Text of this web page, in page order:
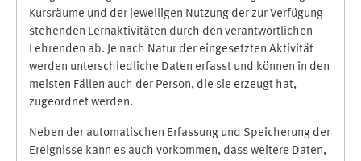
Kursräume und der jeweiligen Nutzung der zur Verfügung
stehenden Lernaktivitäten durch den verantwortlichen
Lehrenden ab. Je nach Natur der eingesetzten Aktivität
werden unterschiedliche Daten erfasst und können in den
meisten Fällen auch der Person, die sie erzeugt hat,
zugeordnet werden.
Neben der automatischen Erfassung und Speicherung der
Ereignisse kann es auch vorkommen, dass weitere Daten,